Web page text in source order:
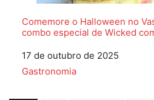
Comemore o Halloween no
combo especial de Wicked
Data
17 de outubro de 2025
Em relação a
Gastronomia